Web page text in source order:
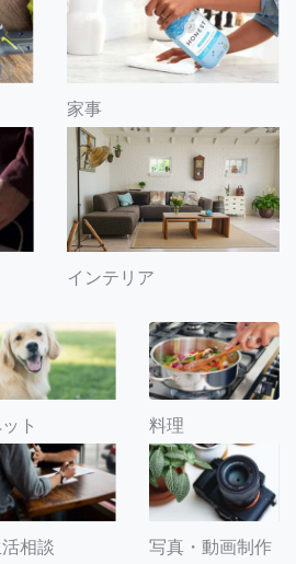
家事
インテリア
ト 料理
相談 写真・動画制作